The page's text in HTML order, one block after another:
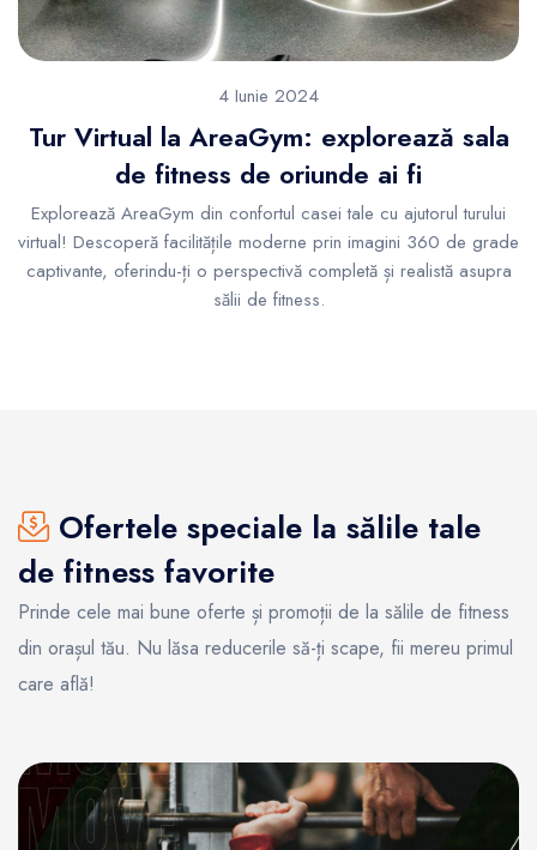
4 Iunie 2024
Tur Virtual la AreaGym: explorează sala
de fitness de oriunde ai fi
Explorează AreaGym din confortul casei tale cu ajutorul turului
virtual! Descoperă facilitățile moderne prin imagini 360 de grade
captivante, oferindu-ți o perspectivă completă și realistă asupra
sălii de fitness.
Ofertele speciale la sălile tale
de fitness favorite
Prinde cele mai bune oferte și promoții de la sălile de fitness
din orașul tău. Nu lăsa reducerile să-ți scape, fii mereu primul
care află!